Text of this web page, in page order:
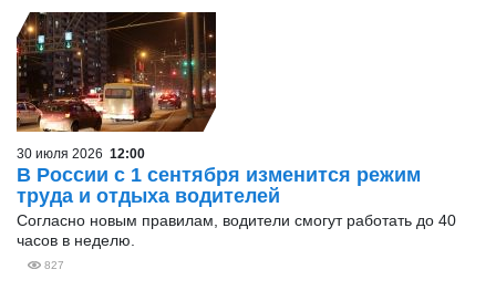
30 июля 2026 12:00
В России с 1 сентября изменится режим
труда и отдыха водителей
Согласно новым правилам, водители смогут работать до 40
часов в неделю.
827